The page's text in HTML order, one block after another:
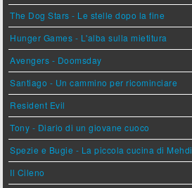
The Dog Stars - Le stelle dopo la fine
Hunger Games - L'alba sulla mietitura
Avengers - Doomsday
Santiago - Un cammino per ricominciare
Resident Evil
Tony - Diario di un giovane cuoco
Spezie e Bugie - La piccola cucina di Mehdi
Il Cileno